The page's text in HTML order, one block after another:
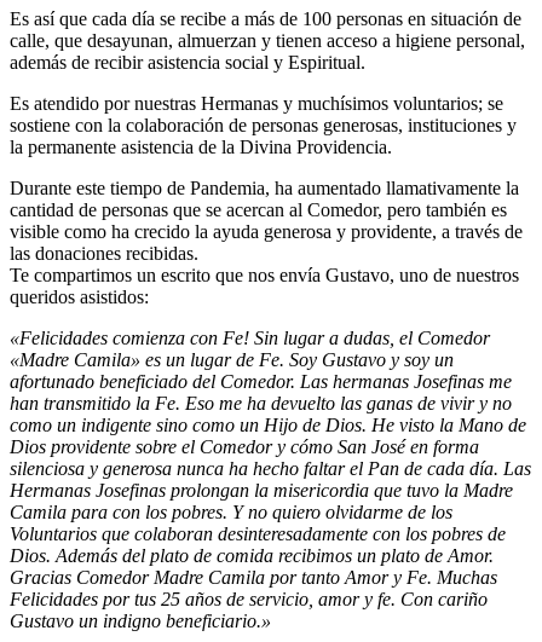
Es así que cada día se recibe a más de 100 personas en situación de
calle, que desayunan, almuerzan y tienen acceso a higiene personal,
además de recibir asistencia social y Espiritual.
Es atendido por nuestras Hermanas y muchísimos voluntarios; se
sostiene con la colaboración de personas generosas, instituciones y
la permanente asistencia de la Divina Providencia.
Durante este tiempo de Pandemia, ha aumentado llamativamente la
cantidad de personas que se acercan al Comedor, pero también es
visible como ha crecido la ayuda generosa y providente, a través de
las donaciones recibidas.
Te compartimos un escrito que nos envía Gustavo, uno de nuestros
queridos asistidos:
«Felicidades comienza con Fe! Sin lugar a dudas, el Comedor
«Madre Camila» es un lugar de Fe. Soy Gustavo y soy un
afortunado beneficiado del Comedor. Las hermanas Josefinas me
han transmitido la Fe. Eso me ha devuelto las ganas de vivir y no
como un indigente sino como un Hijo de Dios. He visto la Mano de
Dios providente sobre el Comedor y cómo San José en forma
silenciosa y generosa nunca ha hecho faltar el Pan de cada día. Las
Hermanas Josefinas prolongan la misericordia que tuvo la Madre
Camila para con los pobres. Y no quiero olvidarme de los
Voluntarios que colaboran desinteresadamente con los pobres de
Dios. Además del plato de comida recibimos un plato de Amor.
Gracias Comedor Madre Camila por tanto Amor y Fe. Muchas
Felicidades por tus 25 años de servicio, amor y fe. Con cariño
Gustavo un indigno beneficiario.»